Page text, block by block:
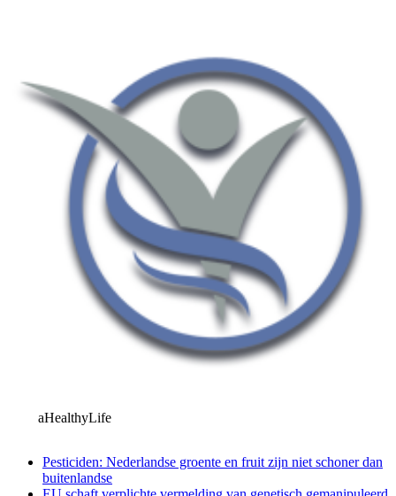
aHealthyLife
Pesticiden: Nederlandse groente en fruit zijn niet schoner dan
buitenlandse